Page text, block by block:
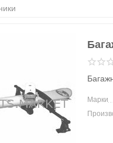
Марки